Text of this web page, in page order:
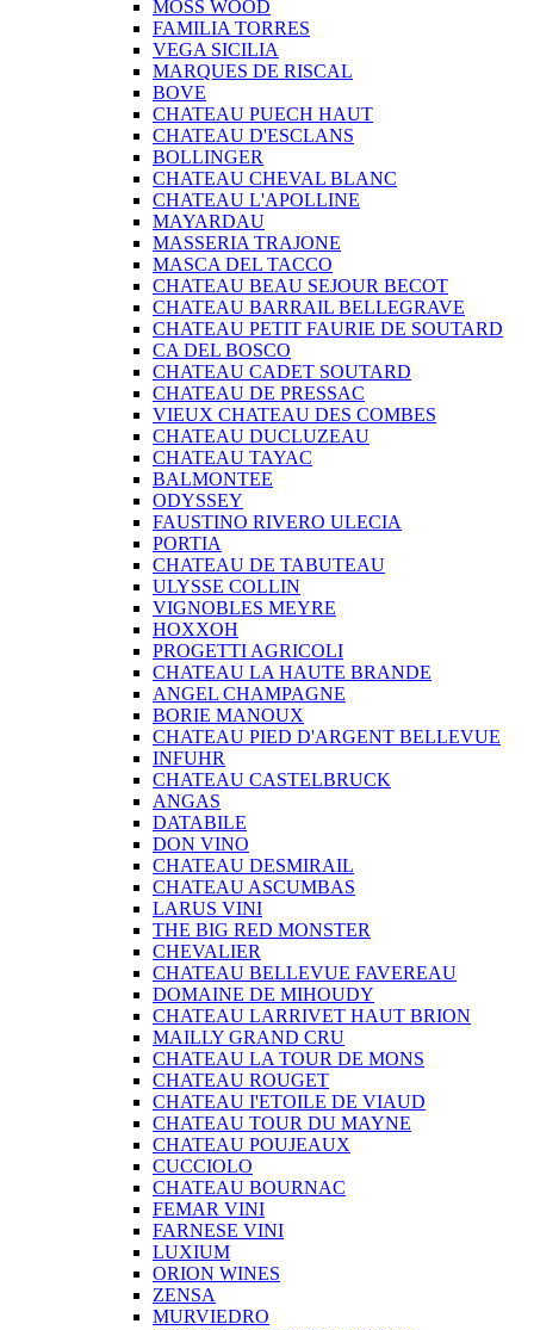
MOSS WOOD
FAMILIA TORRES
VEGA SICILIA
MARQUES DE RISCAL
BOVE
CHATEAU PUECH HAUT
CHATEAU D'ESCLANS
BOLLINGER
CHATEAU CHEVAL BLANC
CHATEAU L'APOLLINE
MAYARDAU
MASSERIA TRAJONE
MASCA DEL TACCO
CHATEAU BEAU SEJOUR BECOT
CHATEAU BARRAIL BELLEGRAVE
CHATEAU PETIT FAURIE DE SOUTARD
CA DEL BOSCO
CHATEAU CADET SOUTARD
CHATEAU DE PRESSAC
VIEUX CHATEAU DES COMBES
CHATEAU DUCLUZEAU
CHATEAU TAYAC
BALMONTEE
ODYSSEY
FAUSTINO RIVERO ULECIA
PORTIA
CHATEAU DE TABUTEAU
ULYSSE COLLIN
VIGNOBLES MEYRE
HOXXOH
PROGETTI AGRICOLI
CHATEAU LA HAUTE BRANDE
ANGEL CHAMPAGNE
BORIE MANOUX
CHATEAU PIED D'ARGENT BELLEVUE
INFUHR
CHATEAU CASTELBRUCK
ANGAS
DATABILE
DON VINO
CHATEAU DESMIRAIL
CHATEAU ASCUMBAS
LARUS VINI
THE BIG RED MONSTER
CHEVALIER
CHATEAU BELLEVUE FAVEREAU
DOMAINE DE MIHOUDY
CHATEAU LARRIVET HAUT BRION
MAILLY GRAND CRU
CHATEAU LA TOUR DE MONS
CHATEAU ROUGET
CHATEAU I'ETOILE DE VIAUD
CHATEAU TOUR DU MAYNE
CHATEAU POUJEAUX
CUCCIOLO
CHATEAU BOURNAC
FEMAR VINI
FARNESE VINI
LUXIUM
ORION WINES
ZENSA
MURVIEDRO